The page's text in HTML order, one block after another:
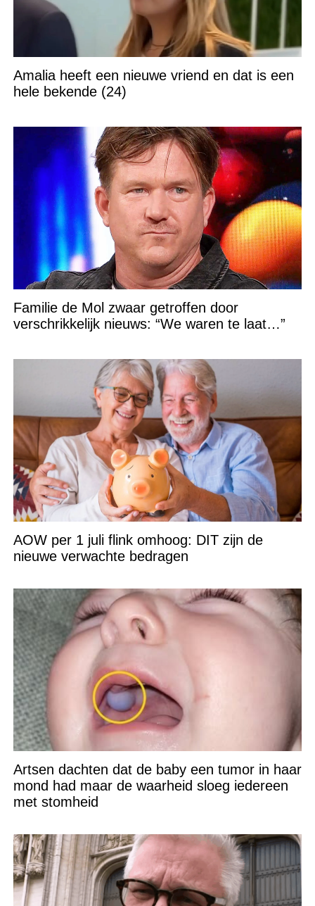
Amalia heeft een nieuwe vriend en dat is een
hele bekende (24)
Familie de Mol zwaar getroffen door
verschrikkelijk nieuws: “We waren te laat…”
AOW per 1 juli flink omhoog: DIT zijn de
nieuwe verwachte bedragen
Artsen dachten dat de baby een tumor in haar
mond had maar de waarheid sloeg iedereen
met stomheid